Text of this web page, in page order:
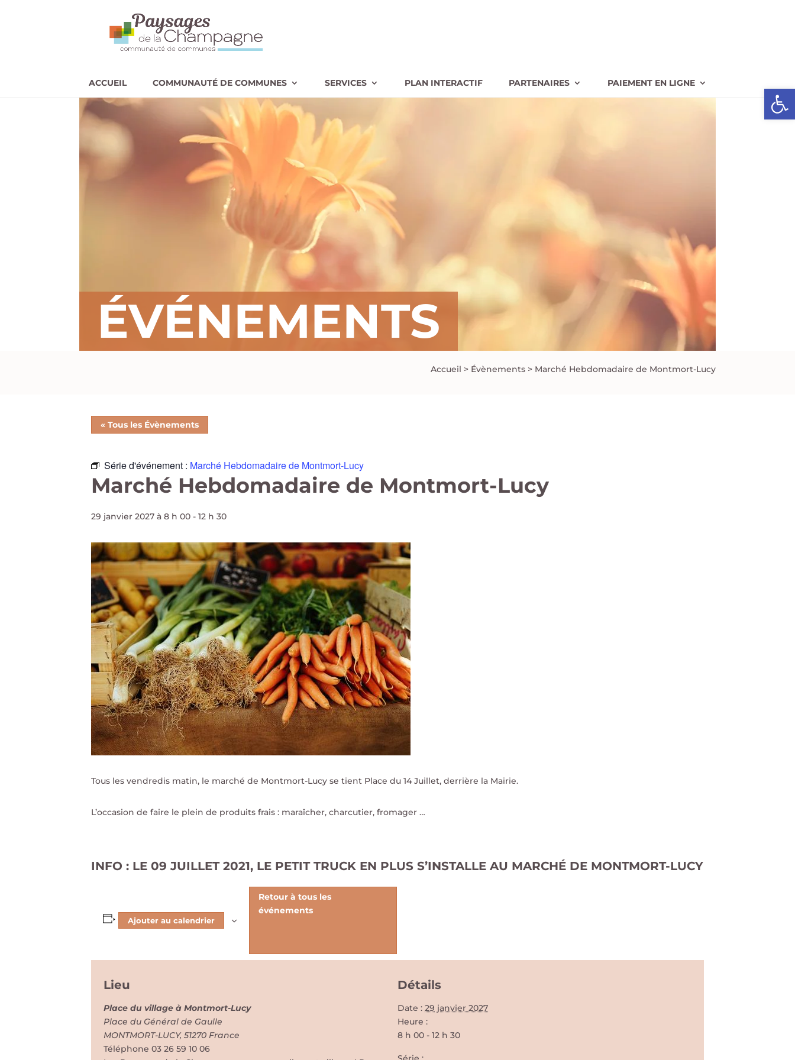
Ouvrir
ACCUEIL COMMUNAUTÉ DE COMMUNES SERVICES PLAN INTERACTIF PARTENAIRES PAIEMENT EN LIGNE
ÉVÉNEMENTS
Accueil > Évènements> Marché Hebdomadaire de Montmort-Lucy
« Tous les Évènements
Série d'événement : Marché Hebdomadaire de Montmort-Lucy
Marché Hebdomadaire de Montmort-Lucy
29 janvier 2027 à 8 h 00 -12 h 30
Tous les vendredis matin, le marché de Montmort-Lucy se tient Place du 14 Juillet, derrière la Mairie.
L’occasion de faire le plein de produits frais : maraîcher, charcutier, fromager …
INFO : LE 09 JUILLET 2021, LE PETIT TRUCK EN PLUS S’INSTALLE AU MARCHÉ DE MONTMORT-LUCY
Ajouter au calendrier
Détails
Date : 29 janvier 2027
Heure :
8 h 00 - 12 h 30
Lieu
Place du village à Montmort-Lucy
Place du Général de Gaulle
MONTMORT-LUCY, 51270 France
Téléphone 03 26 59 10 06
Retour à tous les
événements